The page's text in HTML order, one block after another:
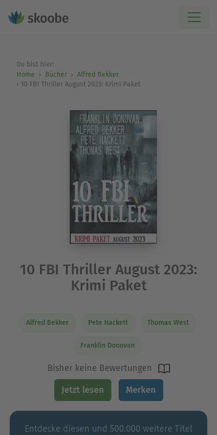
Du bist hier:
Home
Bücher
Alfred Bekker
10 FBI Thriller August 2023: Krimi Paket
10 FBI Thriller August 2023:
Krimi Paket
Alfred Bekker Pete Hackett Thomas West
Franklin Donovan
Bisher keine Bewertungen
Jetzt lesen Merken
Entdecke diesen und 500.000 weitere Titel